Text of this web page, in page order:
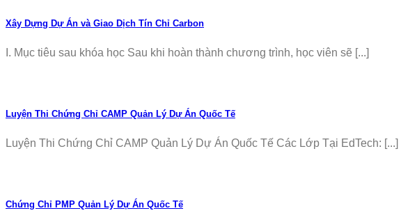
Xây Dựng Dự Án và Giao Dịch Tín Chỉ Carbon
I. Mục tiêu sau khóa học Sau khi hoàn thành chương trình, học viên sẽ [...]
Luyện Thi Chứng Chỉ CAMP Quản Lý Dự Án Quốc Tế
Luyện Thi Chứng Chỉ CAMP Quản Lý Dự Án Quốc Tế Các Lớp Tại EdTech: [...]
Chứng Chỉ PMP Quản Lý Dự Án Quốc Tế